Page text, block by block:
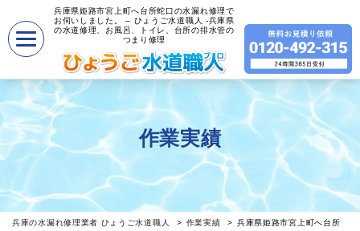
兵庫県姫路市宮上町へ台所蛇口の水漏れ修理で
お伺いしました。 – ひょうご水道職人 -兵庫県
の水道修理、お風呂、トイレ、台所の排水管の
つまり修理
作業実績
兵庫の水漏れ修理業者 ひょうご水道職人 作業実績
兵庫県姫路市宮上町へ台所